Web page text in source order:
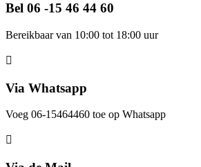
Bel 06 -15 46 44 60
Bereikbaar van 10:00 tot 18:00 uur
Via Whatsapp
Voeg 06-15464460 toe op Whatsapp